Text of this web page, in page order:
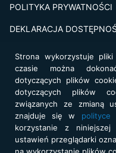
POLITYKA PRYWATNOŚCI
DEKLARACJA
Projekt i realizacja:
Strona wykorzystuje
czasie można
dotyczących plików
dotyczących plików
związanych ze zmianą
znajduje się w polityce
korzystanie z
ustawień przeglądarki